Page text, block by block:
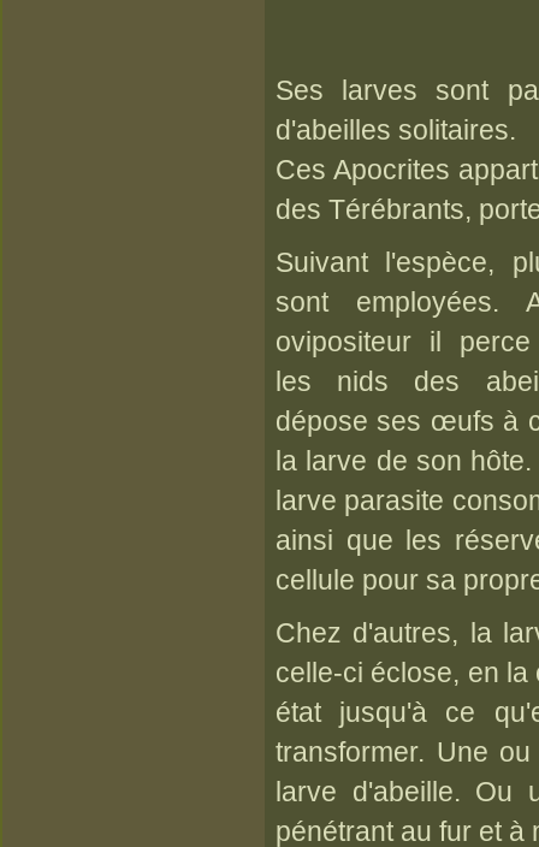
Ses larves sont
d'abeilles solitaires.
Ces Apocrites
des Térébrants,
Suivant l'espèce,
sont
ovipositeur il
les nids des
dépose ses œufs à
la larve de son
larve parasite
ainsi que les
cellule pour sa
Chez d'autres, la
celle-ci éclose, en
état jusqu'à ce
transformer. Une
larve d'abeille. Ou
pénétrant au fur et à